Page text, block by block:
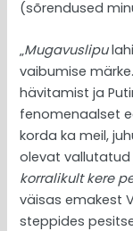
(sõrendused
„Mugavuslipu
vaibumise
hävitamist ja
fenomenaalset
korda ka meil,
olevat vallutatud
korralikult kere
väisas emakest
steppides